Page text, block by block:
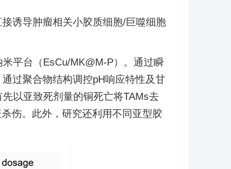
诱导肿瘤相关小胶质细胞/巨噬细胞
平台（EsCu/MK@M-P）。通过瞬
过聚合物结构调控pH响应特性及甘
以亚致死剂量的铜死亡将TAMs去
伤。此外，研究还利用不同亚型胶